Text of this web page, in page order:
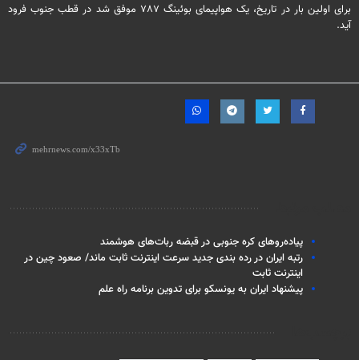
برای اولین بار در تاریخ، یک هواپیمای بوئینگ ۷۸۷ موفق شد در قطب جنوب فرود
آید.
پیاده‌روهای کره جنوبی در قبضه ربات‌های هوشمند
رتبه ایران در رده بندی جدید سرعت اینترنت ثابت ماند/ صعود چین در
اینترنت ثابت
پیشنهاد ایران به یونسکو برای تدوین برنامه راه علم